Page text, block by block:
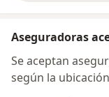
Aseguradoras
Se aceptan
según la